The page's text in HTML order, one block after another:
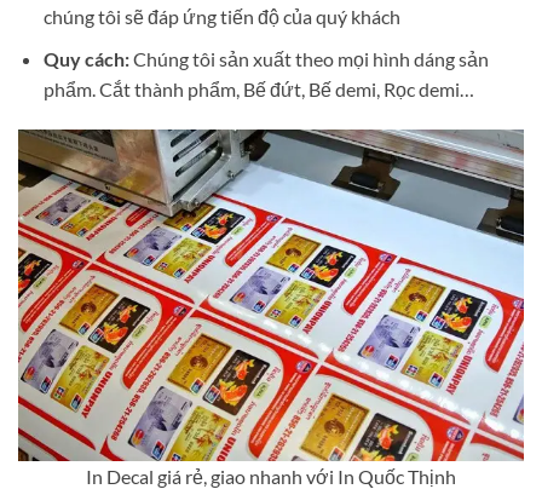
chúng tôi sẽ đáp ứng tiến độ của quý khách
Quy cách:Chúng tôi sản xuất theo mọi hình dáng sản
phẩm. Cắt thành phẩm, Bế đứt, Bế demi, Rọc demi…
In Decal giá rẻ, giao nhanh với In Quốc Thịnh